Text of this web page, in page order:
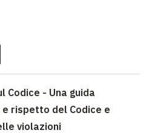
Codice - Una guida
rispetto del Codice e
violazioni